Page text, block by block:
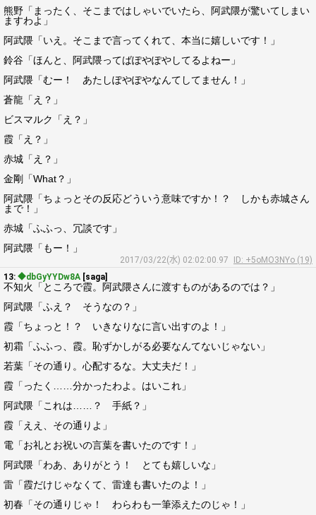
熊野「まったく、そこまではしゃいでいたら、阿武隈が驚いてしまい
ますわよ」
阿武隈「いえ。そこまで言ってくれて、本当に嬉しいです！」
鈴谷「ほんと、阿武隈ってばぽやぽやしてるよねー」
阿武隈「むー！ あたしぽやぽやなんてしてません！」
蒼龍「え？」
ビスマルク「え？」
霞「え？」
赤城「え？」
金剛「What？」
阿武隈「ちょっとその反応どういう意味ですか！？ しかも赤城さん
まで！」
赤城「ふふっ、冗談です」
阿武隈「もー！」
2017/03/22(水) 02:02:00.97
ID: +5oMO3NYo (19)
13: ◆dbGyYYDw8A [saga]
不知火「ところで霞。阿武隈さんに渡すものがあるのでは？」
阿武隈「ふえ？ そうなの？」
霞「ちょっと！？ いきなりなに言い出すのよ！」
初霜「ふふっ、霞。恥ずかしがる必要なんてないじゃない」
若葉「その通り。心配するな。大丈夫だ！」
霞「ったく……分かったわよ。はいこれ」
阿武隈「これは……？ 手紙？」
霞「ええ、その通りよ」
電「お礼とお祝いの言葉を書いたのです！」
阿武隈「わあ、ありがとう！ とても嬉しいな」
雷「霞だけじゃなくて、雷達も書いたのよ！」
初春「その通りじゃ！ わらわも一筆添えたのじゃ！」